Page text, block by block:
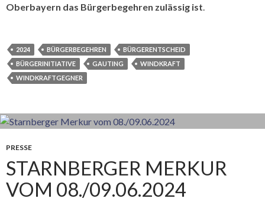
Oberbayern das Bürgerbegehren zulässig ist.
2024 BÜRGERBEGEHREN
BÜRGERENTSCHEID
BÜRGERINITIATIVE
GAUTING
WINDKRAFT
WINDKRAFTGEGNER
PRESSE
STARNBERGER MERKUR
VOM 08./09.06.2024